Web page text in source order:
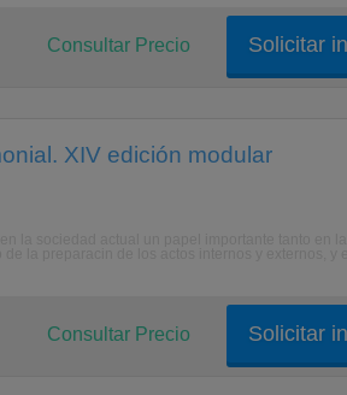
Solicitar
Consultar Precio
XIV edición modular
Solicitar
Consultar Precio